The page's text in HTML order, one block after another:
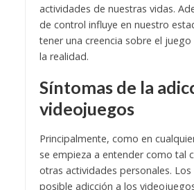
actividades de nuestras vidas.
de control influye en nuestro
tener una creencia sobre el
la realidad.
Síntomas de la
videojuegos
Principalmente, como en
se empieza a entender como tal
otras actividades personales.
posible adicción a los